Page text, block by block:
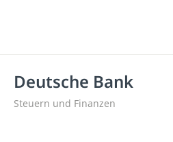
Deutsche Bank
Steuern und Finanzen